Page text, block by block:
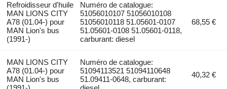
Refroidisseur d'huile
MAN LIONS CITY
A78 (01.04-) pour
MAN Lion's bus
(1991-)
Numéro de catalogue:
51056010107 51056010108
51056010118 51.05601-0107
51.05601-0108 51.05601-0118,
carburant: diesel
68,55 €
MAN LIONS CITY
A78 (01.04-) pour
MAN Lion's bus
Numéro de catalogue:
51094113521 51094110648
51.09411-0648, carburant:
40,32 €